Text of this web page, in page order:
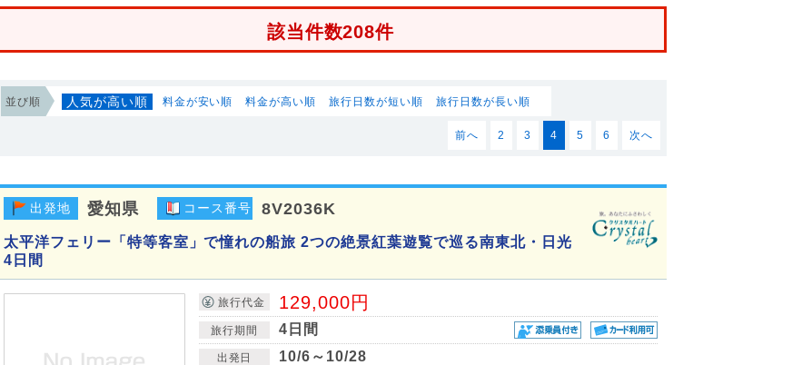
該当件数208件
並び順 人気が高い順 料金が安い順 料金が高い順 旅行日数が短い順 旅行日数が長い順
前へ 2 3 4 5 6 次へ
出発地 愛知県 コース番号 8V2036K
太平洋フェリー「特等客室」で憧れの船旅 2つの絶景紅葉遊覧で巡る南東北・日光
4日間
旅行代金 129,000円
旅行期間 4日間
出発日 10/6～10/28